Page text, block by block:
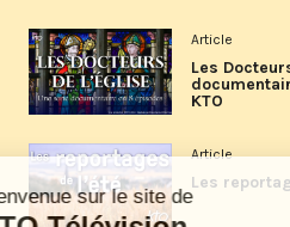
Article
Les
KTO
Article
Les